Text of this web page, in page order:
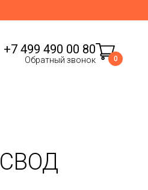
+7 499 490 00 80
Обратный звонок 0
СВОД